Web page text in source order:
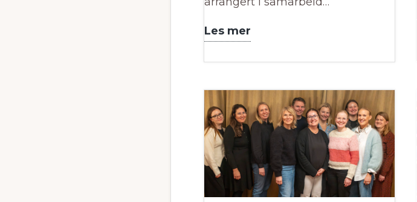
Les mer
fagkurs
med
praktisk
ferdighetstrening